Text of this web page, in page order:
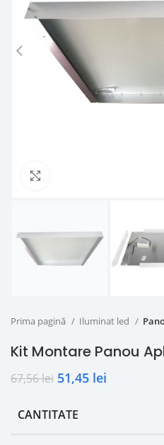
Prima pagină Iluminat led
Kit Montare Panou
67,56lei 51,45 lei
CANTITATE